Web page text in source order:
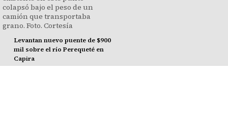
Levantan nuevo puente de $900
mil sobre el río Perequeté en
Capira